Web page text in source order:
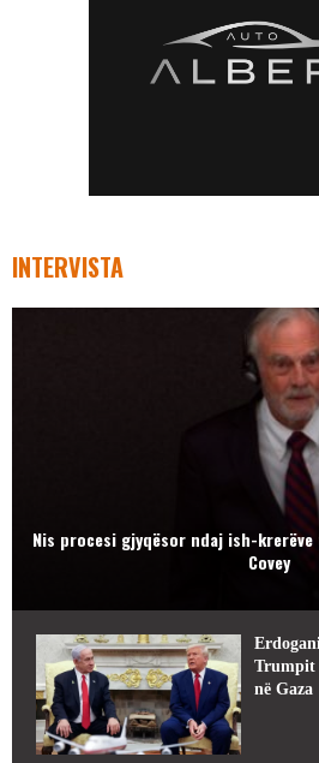
INTERVISTA
Nis procesi gjyqësor ndaj ish-krerëve
Covey
Trumpit
në Gaza